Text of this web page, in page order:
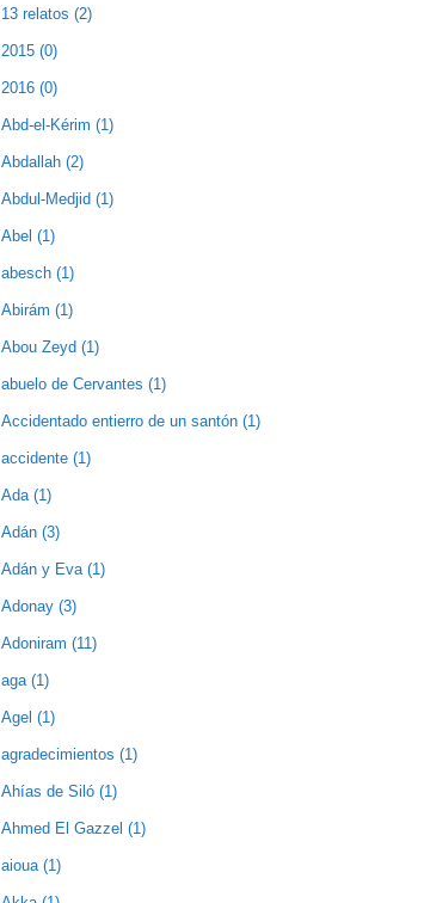
13 relatos (2)
2015 (0)
2016 (0)
Abd-el-Kérim (1)
Abdallah (2)
Abdul-Medjid (1)
Abel (1)
abesch (1)
Abirám (1)
Abou Zeyd (1)
abuelo de Cervantes (1)
Accidentado entierro de un santón (1)
accidente (1)
Ada (1)
Adán (3)
Adán y Eva (1)
Adonay (3)
Adoniram (11)
aga (1)
Agel (1)
agradecimientos (1)
Ahías de Siló (1)
Ahmed El Gazzel (1)
aioua (1)